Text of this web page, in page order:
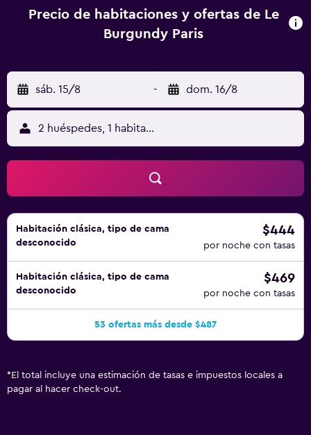
Los baños están dotados de albornoces, zapatillas,
secador de pelo y zapatillas infantiles. Los huéspedes
pensadas para las personas en viaje de negocios se
incluyen escritorio, periódicos gratuitos y teléfono. Las
habitaciones también incluyen máquina de café espresso
y caja fuerte. Es posible solicitar masajes en la habitación,
juegos de cama hipoalergénicos y tabla de planchar con
plancha. Se ofrece servicio nocturno de descubierta y
servicio de limpieza todos los días. En el alojamiento hay
piscina cubierta y bañera de hidromasaje. Otros servicios
de ocio y esparcimiento incluyen sauna y gimnasio
abierto las 24 horas. Se pueden practicar las actividades
de ocio y esparcimiento que se indican más abajo en las
instalaciones o cerca del alojamiento (es posible que se
aplique un recargo).
Precio de habitaciones y ofertas de Le
Burgundy Paris
sáb. 15/8 - dom. 16/8
2 huéspedes, 1 habitación
Habitación clásica, tipo de cama
desconocido
$444
por noche con tasas
Habitación clásica, tipo de cama
desconocido
$469
por noche con tasas
53 ofertas más desde $487
* El total incluye una estimación de tasas e impuestos locales a
pagar al hacer check-out.